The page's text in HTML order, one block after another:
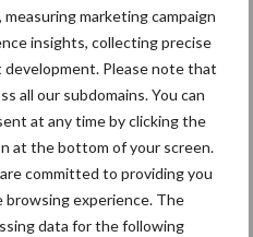
marketing campaign
insights, collecting precise
Please note that
all our subdomains. You can
at any time by clicking the
at the bottom of your screen.
committed to providing you
experience. The
data for the following
Fokkerij
Ligbox &
Voerhekken